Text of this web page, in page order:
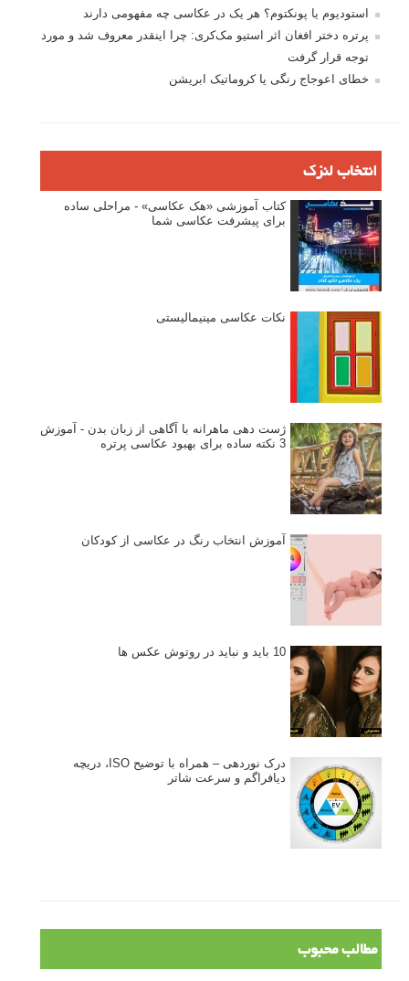
استودیوم یا پونکتوم؟ هر یک در عکاسی چه مفهومی دارند
پرتره دختر افغان اثر استیو مک‌کری: چرا اینقدر معروف شد و مورد
توجه قرار گرفت
خطای اعوجاج رنگی یا کروماتیک ابریشن
انتخاب لنزک
کتاب آموزشی «هک عکاسی» - مراحلی ساده
برای پیشرفت عکاسی شما
نکات عکاسی مینیمالیستی
ژست دهی ماهرانه با آگاهی از زبان بدن - آموزش
3 نکته ساده برای بهبود عکاسی پرتره
آموزش انتخاب رنگ در عکاسی از کودکان
10 باید و نباید در روتوش عکس ها
درک نوردهی – همراه با توضیح ISO، دریچه
دیافراگم و سرعت شاتر
مطالب محبوب